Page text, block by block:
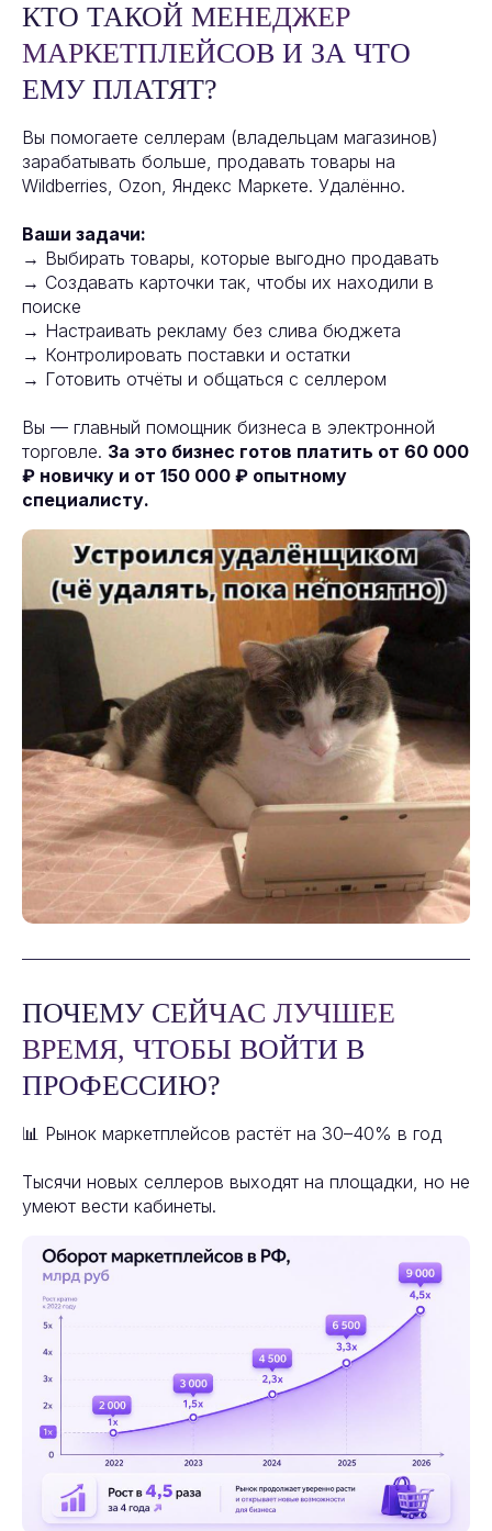
КТО ТАКОЙ МЕНЕДЖЕР
МАРКЕТПЛЕЙСОВ И ЗА ЧТО
ЕМУ ПЛАТЯТ?
Вы помогаете селлерам (владельцам магазинов)
зарабатывать больше, продавать товары на
Wildberries, Ozon, Яндекс Маркете. Удалённо.
Ваши задачи:
→ Выбирать товары, которые выгодно продавать
→ Создавать карточки так, чтобы их находили в
поиске
→ Настраивать рекламу без слива бюджета
→ Контролировать поставки и остатки
→ Готовить отчёты и общаться с селлером
Вы — главный помощник бизнеса в электронной
торговле. За это бизнес готов платить от 60 000
₽ новичку и от 150 000 ₽ опытному
специалисту.
ПОЧЕМУ СЕЙЧАС ЛУЧШЕЕ
ВРЕМЯ, ЧТОБЫ ВОЙТИ В
ПРОФЕССИЮ?
📊 Рынок маркетплейсов растёт на 30–40% в год
Тысячи новых селлеров выходят на площадки, но не
умеют вести кабинеты.